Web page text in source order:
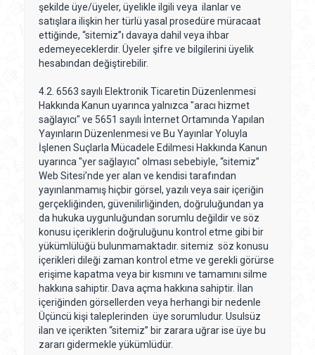
şekilde üye/üyeler, üyelikle ilgili veya ilanlar ve
satışlara ilişkin her türlü yasal prosedüre müracaat
ettiğinde, “sitemiz”ı davaya dahil veya ihbar
edemeyeceklerdir. Üyeler şifre ve bilgilerini üyelik
hesabından değiştirebilir.
4.2. 6563 sayılı Elektronik Ticaretin Düzenlenmesi
Hakkında Kanun uyarınca yalnızca "aracı hizmet
sağlayıcı" ve 5651 sayılı İnternet Ortamında Yapılan
Yayınların Düzenlenmesi ve Bu Yayınlar Yoluyla
İşlenen Suçlarla Mücadele Edilmesi Hakkında Kanun
uyarınca "yer sağlayıcı" olması sebebiyle, “sitemiz”
Web Sitesi’nde yer alan ve kendisi tarafından
yayınlanmamış hiçbir görsel, yazılı veya sair içeriğin
gerçekliğinden, güvenilirliğinden, doğruluğundan ya
da hukuka uygunluğundan sorumlu değildir ve söz
konusu içeriklerin doğruluğunu kontrol etme gibi bir
yükümlülüğü bulunmamaktadır. sitemiz söz konusu
içerikleri dileği zaman kontrol etme ve gerekli görürse
erişime kapatma veya bir kısmını ve tamamını silme
hakkına sahiptir. Dava açma hakkına sahiptir. İlan
içeriğinden görsellerden veya herhangi bir nedenle
Üçüncü kişi taleplerinden üye sorumludur. Usulsüz
ilan ve içerikten “sitemiz” bir zarara uğrar ise üye bu
zararı gidermekle yükümlüdür.